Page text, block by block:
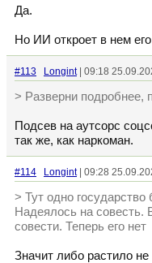
Да.
Но ИИ откроет в нем
#113 Longint| 09:18
> Разверни подробнее,
Подсев на аутсорс
так же, как наркоман.
#114 Longint| 09:28
> Тут одно
Надеялось на совесть.
совести. Теперь его нет
Значит либо растило